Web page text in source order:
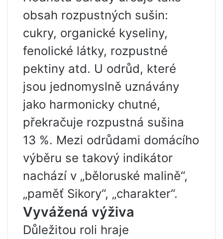
obsah rozpustných sušin:
cukry, organické kyseliny,
fenolické látky, rozpustné
pektiny atd. U odrůd, které
jsou jednomyslně uznávány
jako harmonicky chutné,
překračuje rozpustná sušina
13 %. Mezi odrůdami domácího
výběru se takový indikátor
nachází v „běloruské malině“,
„paměť Sikory“, „charakter“.
Vyvážená výživa
Důležitou roli hraje